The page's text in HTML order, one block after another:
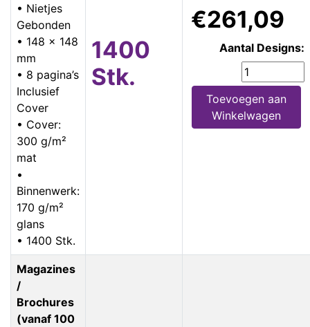
• Nietjes
Gebonden
• 148 x 148
mm
• 8 pagina’s
Inclusief
Cover
• Cover:
300 g/m²
mat
•
Binnenwerk:
170 g/m²
glans
• 1400 Stk.
1400
Stk.
€261,09
Aantal Designs:
Toevoegen aan
Winkelwagen
Magazines
/
Brochures
(vanaf 100